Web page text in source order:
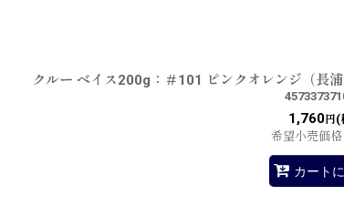
クルー ベイス200g：＃101 ピンクオレンジ（長
1,760円(
希望小売価格
カート